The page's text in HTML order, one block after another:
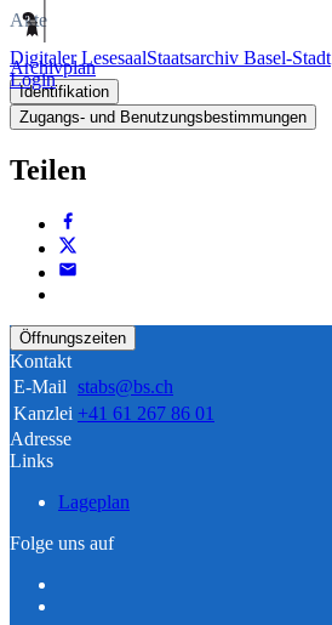
Digitaler LesesaalStaatsarchiv Basel-Stadt
Login
Akte
Archivplan
Identifikation
Zugangs- und Benutzungsbestimmungen
Teilen
Öffnungszeiten
Kontakt
E-Mail stabs@bs.ch
Kanzlei +41 61 267 86 01
Adresse
Links
Lageplan
Folge uns auf